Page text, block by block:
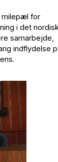
milepæl for
i det
samarbejde,
indflydelse